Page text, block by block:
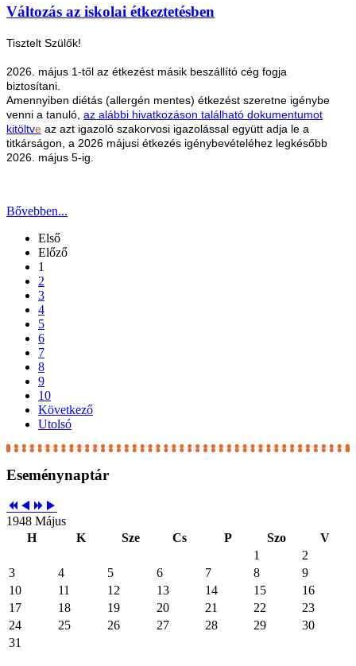
Változás az iskolai étkeztetésben
Tisztelt Szülők!
2026. május 1-től az étkezést másik beszállító cég fogja
biztosítani.
Amennyiben diétás (allergén mentes) étkezést szeretne igénybe
venni a tanuló, az alábbi hivatkozáson található dokumentumot
kitöltve az azt igazoló szakorvosi igazolással együtt adja le a
titkárságon, a 2026 májusi étkezés igénybevételéhez legkésőbb
2026. május 5-ig.
Bővebben...
Első
Előző
1
2
3
4
5
6
7
8
9
10
Következő
Utolsó
Eseménynaptár
1948 Május
H
K Sze Cs P Szo
V
1
2
3
4 5 6 7 8
9
10
11 12 13 14 15
16
17
18 19 20 21 22
23
24
25 26 27 28 29
30
31